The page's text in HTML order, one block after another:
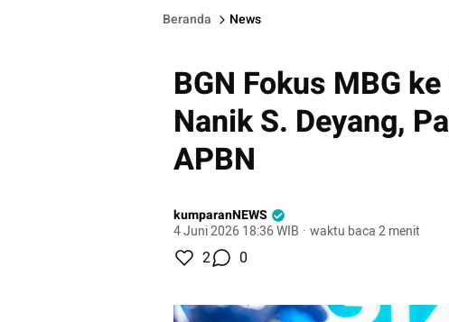
Beranda News
BGN Fokus MBG
Nanik S. Deyang,
APBN
kumparanNEWS
4 Juni 2026 18:36 WIB · waktu baca 2 menit
2 0